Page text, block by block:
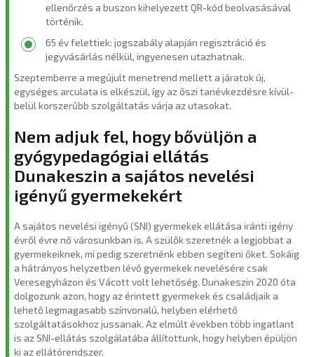
ellenőrzés a buszon kihelyezett QR-kód beolvasásával
történik.
65 év felettiek: jogszabály alapján regisztráció és
jegyvásárlás nélkül, ingyenesen utazhatnak.
Szeptemberre a megújult menetrend mellett a járatok új,
egységes arculata is elkészül, így az őszi tanévkezdésre kívül-
belül korszerűbb szolgáltatás várja az utasokat.
Nem adjuk fel, hogy bővüljön a
gyógypedagógiai ellátás
Dunakeszin a sajátos nevelési
igényű gyermekekért
A sajátos nevelési igényű (SNI) gyermekek ellátása iránti igény
évről évre nő városunkban is. A szülők szeretnék a legjobbat a
gyermekeiknek, mi pedig szeretnénk ebben segíteni őket. Sokáig
a hátrányos helyzetben lévő gyermekek nevelésére csak
Veresegyházon és Vácott volt lehetőség. Dunakeszin 2020 óta
dolgozunk azon, hogy az érintett gyermekek és családjaik a
lehető legmagasabb színvonalú, helyben elérhető
szolgáltatásokhoz jussanak. Az elmúlt években több ingatlant
is az SNI-ellátás szolgálatába állítottunk, hogy helyben épüljön
ki az ellátórendszer.